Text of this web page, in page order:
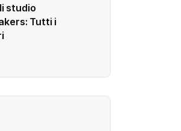
studio
Tutti i